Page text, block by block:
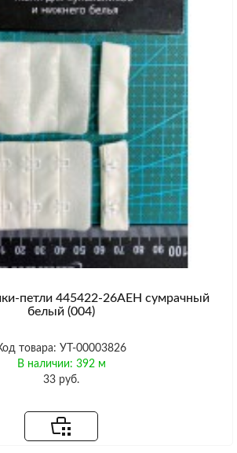
петли 445422-26AEH сумрачный
белый (004)
товара: УТ-00003826
В наличии: 392 м
33 руб.